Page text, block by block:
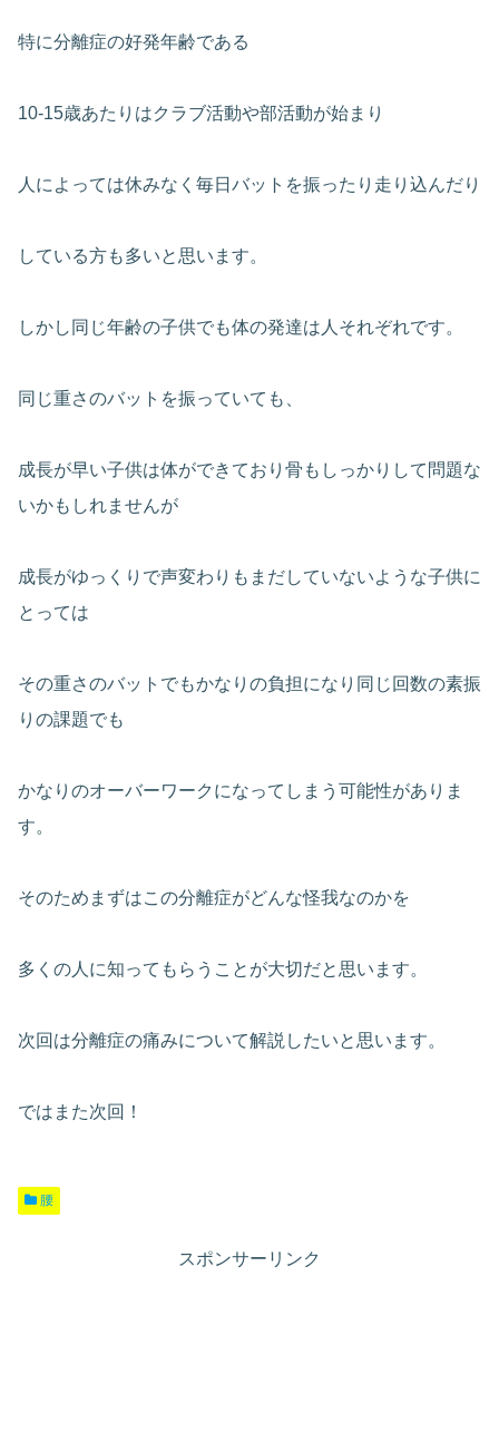
特に分離症の好発年齢である
10-15歳あたりはクラブ活動や部活動が始まり
人によっては休みなく毎日バットを振ったり走り込んだり
している方も多いと思います。
しかし同じ年齢の子供でも体の発達は人それぞれです。
同じ重さのバットを振っていても、
成長が早い子供は体ができており骨もしっかりして問題な
いかもしれませんが
成長がゆっくりで声変わりもまだしていないような子供に
とっては
その重さのバットでもかなりの負担になり同じ回数の素振
りの課題でも
かなりのオーバーワークになってしまう可能性がありま
す。
そのためまずはこの分離症がどんな怪我なのかを
多くの人に知ってもらうことが大切だと思います。
次回は分離症の痛みについて解説したいと思います。
ではまた次回！
腰
スポンサーリンク